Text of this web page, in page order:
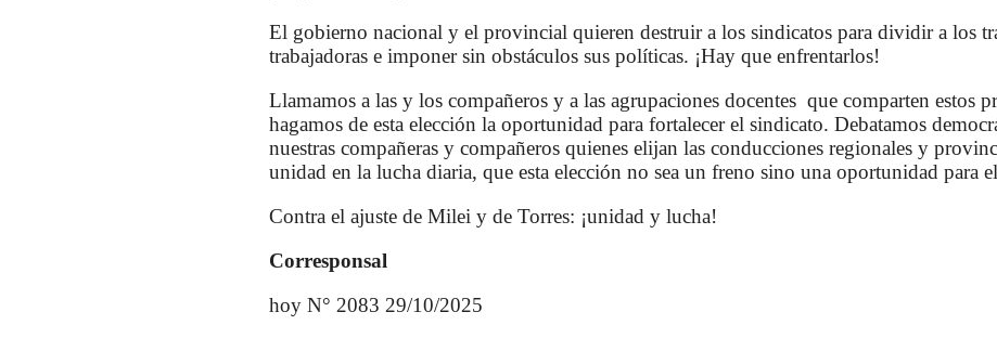
El gobierno nacional y el provincial quieren destruir a los sindicatos para dividir a los
trabajadoras e imponer sin obstáculos sus políticas. ¡Hay que enfrentarlos!
Llamamos a las y los compañeros y a las agrupaciones docentes que comparten estos
hagamos de esta elección la oportunidad para fortalecer el sindicato. Debatamos
nuestras compañeras y compañeros quienes elijan las conducciones regionales y
unidad en la lucha diaria, que esta elección no sea un freno sino una oportunidad para
Contra el ajuste de Milei y de Torres: ¡unidad y lucha!
Corresponsal
hoy N° 2083 29/10/2025